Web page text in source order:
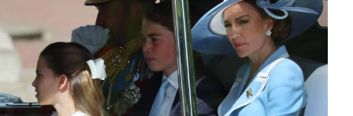
Untermenü